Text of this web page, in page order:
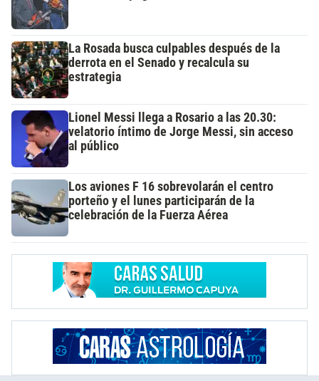
La Rosada busca culpables después de la
derrota en el Senado y recalcula su
estrategia
Lionel Messi llega a Rosario a las 20.30:
velatorio íntimo de Jorge Messi, sin acceso
al público
Los aviones F 16 sobrevolarán el centro
porteño y el lunes participarán de la
celebración de la Fuerza Aérea